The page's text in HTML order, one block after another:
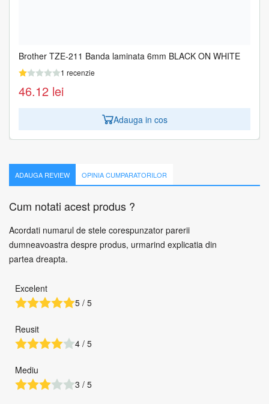
Brother TZE-211 Banda laminata 6mm BLACK ON WHITE
1 recenzie
46.12 lei
Adauga in cos
ADAUGA REVIEW OPINIA CUMPARATORILOR
Cum notati acest produs ?
Acordati numarul de stele corespunzator parerii
dumneavoastra despre produs, urmarind explicatia din
partea dreapta.
Excelent
5 / 5
Reusit
4 / 5
Mediu
3 / 5